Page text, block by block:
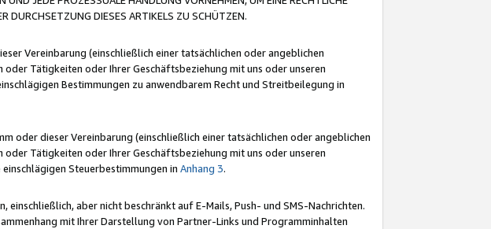
DURCHSETZUNG DIESES ARTIKELS ZU SCHÜTZEN.
Vereinbarung (einschließlich einer tatsächlichen oder angeblichen
Tätigkeiten oder Ihrer Geschäftsbeziehung mit uns oder unseren
Bestimmungen zu anwendbarem Recht und Streitbeilegung in
oder dieser Vereinbarung (einschließlich einer tatsächlichen oder angeblichen
Tätigkeiten oder Ihrer Geschäftsbeziehung mit uns oder unseren
Steuerbestimmungen in Anhang 3.
aber nicht beschränkt auf E-Mails, Push- und SMS-Nachrichten.
mit Ihrer Darstellung von Partner-Links und Programminhalten